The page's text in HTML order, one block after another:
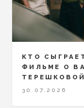
КТО
ФИЛЬМЕ О
ТЕРЕШКОВОЙ
30.07.2026